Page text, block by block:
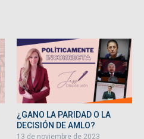
¿GANO LA PARIDAD O LA
DECISIÓN DE AMLO?
13 de noviembre de 2023